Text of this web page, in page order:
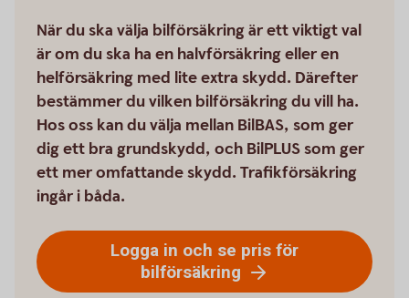
När du ska välja bilförsäkring är ett viktigt val
är om du ska ha en halvförsäkring eller en
helförsäkring med lite extra skydd. Därefter
bestämmer du vilken bilförsäkring du vill ha.
Hos oss kan du välja mellan BilBAS, som ger
dig ett bra grundskydd, och BilPLUS som ger
ett mer omfattande skydd. Trafikförsäkring
ingår i båda.
Logga in och se pris för
bilförsäkring